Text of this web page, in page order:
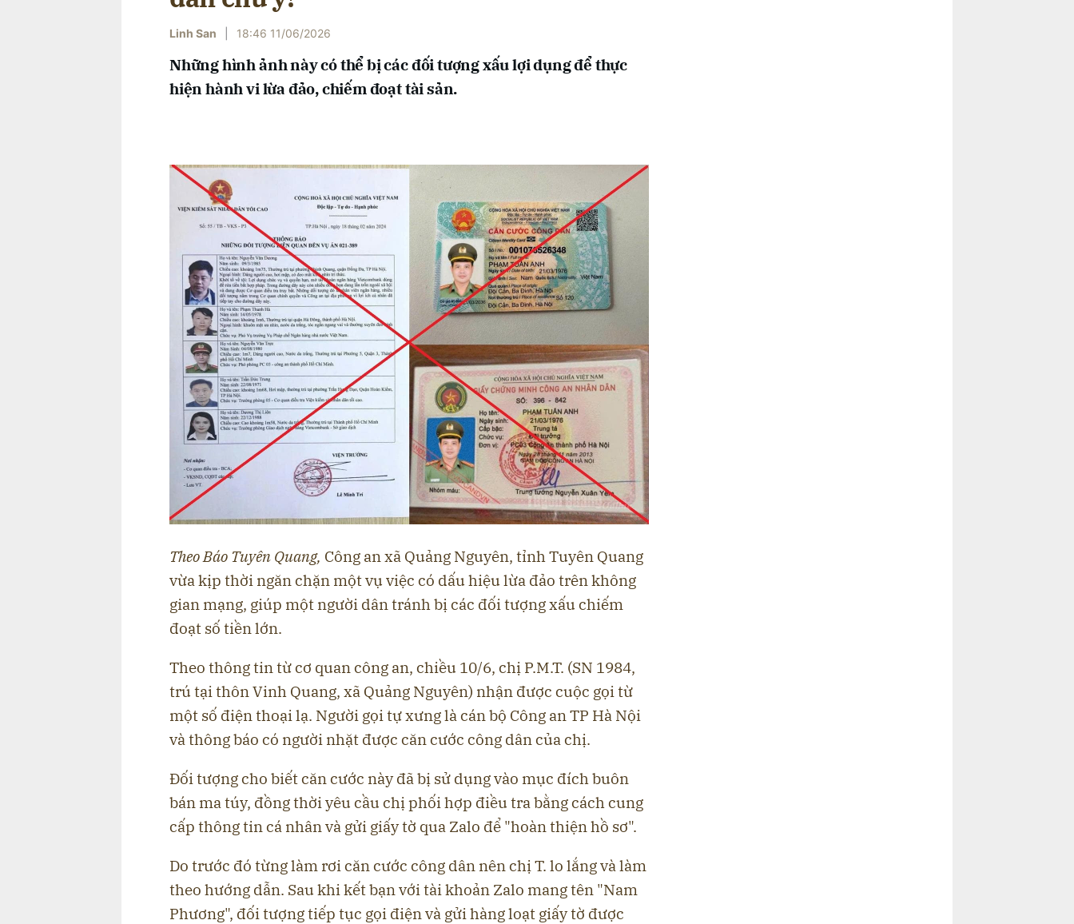
Linh San 18:46 11/06/2026
Những hình ảnh này có thể bị các đối tượng xấu lợi dụng để thực
hiện hành vi lừa đảo, chiếm đoạt tài sản.
Theo Báo Tuyên Quang, Công an xã Quảng Nguyên, tỉnh Tuyên Quang
vừa kịp thời ngăn chặn một vụ việc có dấu hiệu lừa đảo trên không
gian mạng, giúp một người dân tránh bị các đối tượng xấu chiếm
đoạt số tiền lớn.
Theo thông tin từ cơ quan công an, chiều 10/6, chị P.M.T. (SN 1984,
trú tại thôn Vinh Quang, xã Quảng Nguyên) nhận được cuộc gọi từ
một số điện thoại lạ. Người gọi tự xưng là cán bộ Công an TP Hà Nội
và thông báo có người nhặt được căn cước công dân của chị.
Đối tượng cho biết căn cước này đã bị sử dụng vào mục đích buôn
bán ma túy, đồng thời yêu cầu chị phối hợp điều tra bằng cách cung
cấp thông tin cá nhân và gửi giấy tờ qua Zalo để "hoàn thiện hồ sơ".
Do trước đó từng làm rơi căn cước công dân nên chị T. lo lắng và làm
theo hướng dẫn. Sau khi kết bạn với tài khoản Zalo mang tên "Nam
Phương", đối tượng tiếp tục gọi điện và gửi hàng loạt giấy tờ được